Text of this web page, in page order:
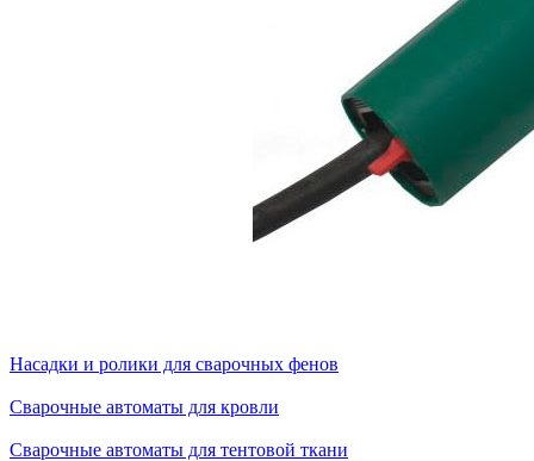
Насадки и ролики для сварочных фенов
Сварочные автоматы для кровли
Сварочные автоматы для тентовой ткани